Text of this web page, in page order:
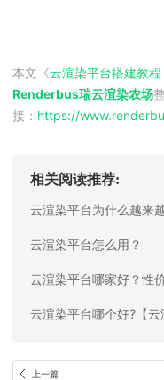
本文《云渲染平台搭建教
Renderbus瑞云渲染农场
接： https://
相关阅读推荐:
云渲染平台怎么用？
云渲染平台哪家好？性
云渲染平台哪个好?【云
上一篇